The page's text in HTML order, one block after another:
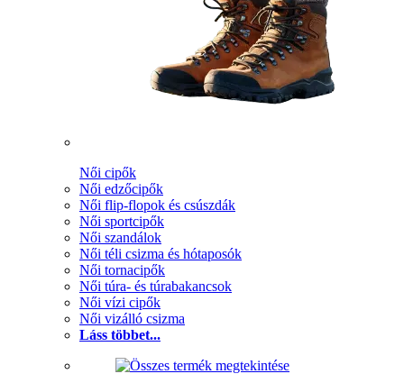
Női cipők
Női edzőcipők
Női flip-flopok és csúszdák
Női sportcipők
Női szandálok
Női téli csizma és hótaposók
Női tornacipők
Női túra- és túrabakancsok
Női vízi cipők
Női vizálló csizma
Láss többet...